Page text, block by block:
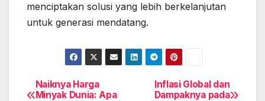
menciptakan solusi yang lebih berkelanjutan
untuk generasi mendatang.
Post
Inflasi Global dan
Dampaknya pada
Naiknya Harga
Minyak Dunia: Apa